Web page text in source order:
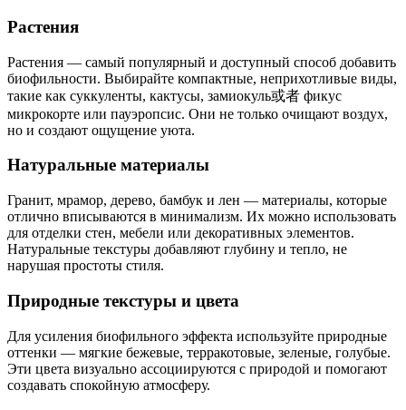
Растения
Растения — самый популярный и доступный способ добавить
биофильности. Выбирайте компактные, неприхотливые виды,
такие как суккуленты, кактусы, замиокуль或者 фикус
микрокорте или пауэропсис. Они не только очищают воздух,
но и создают ощущение уюта.
Натуральные материалы
Гранит, мрамор, дерево, бамбук и лен — материалы, которые
отлично вписываются в минимализм. Их можно использовать
для отделки стен, мебели или декоративных элементов.
Натуральные текстуры добавляют глубину и тепло, не
нарушая простоты стиля.
Природные текстуры и цвета
Для усиления биофильного эффекта используйте природные
оттенки — мягкие бежевые, терракотовые, зеленые, голубые.
Эти цвета визуально ассоциируются с природой и помогают
создавать спокойную атмосферу.